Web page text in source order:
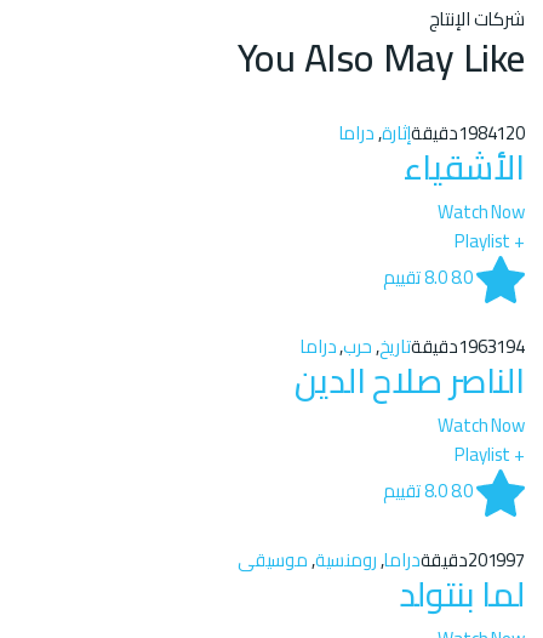
شركات الإنتاج
You Also May Like
1984120دقيقة إثارة,دراما
الأشقياء
Watch Now
+ Playlist
8.0
8.0تقييم
1963194دقيقة تاريخ,حرب,دراما
الناصر صلاح الدين
Watch Now
+ Playlist
8.0
8.0تقييم
201997دقيقة دراما,رومنسية,موسيقى
لما بنتولد